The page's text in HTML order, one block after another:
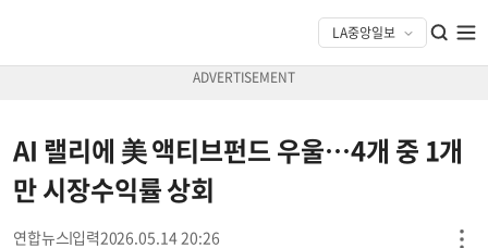
AI 랠리에 美 액티브펀드 우울…4개 중 1개
만 시장수익률 상회
연합뉴스 2026.05.14 20:26